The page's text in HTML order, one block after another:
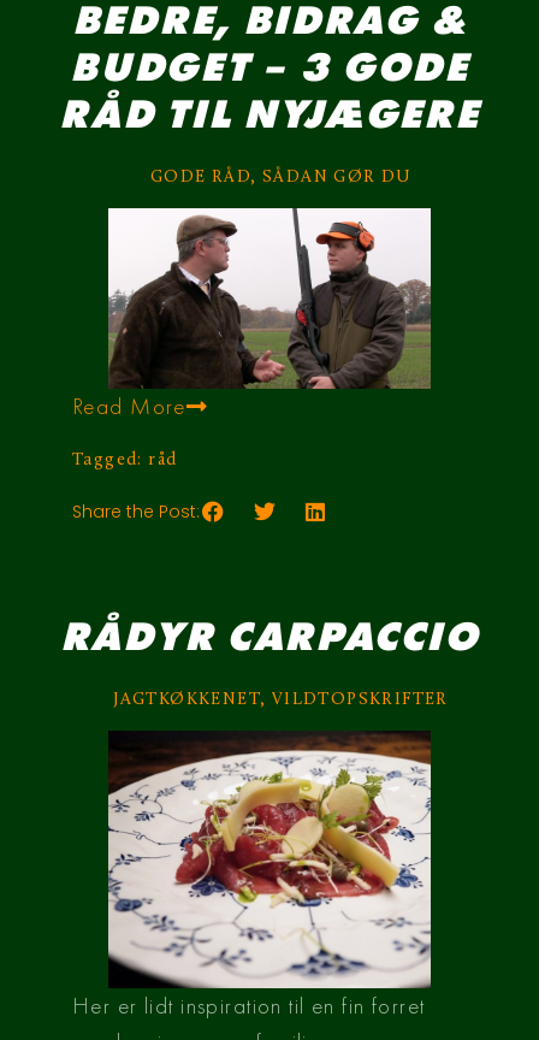
BEDRE, BIDRAG &
BUDGET – 3 GODE
RÅD TIL NYJÆGERE
GODE RÅD,SÅDAN GØR DU
Read More
Tagged:råd
Share the Post:
RÅDYR CARPACCIO
JAGTKØKKENET, VILDTOPSKRIFTER
Her er lidt inspiration til en fin forret